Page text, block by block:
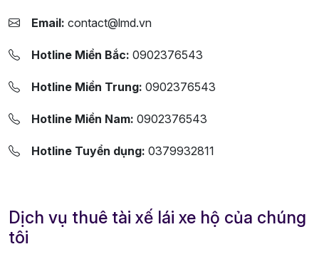
Email: contact@lmd.vn
Hotline Miền Bắc: 0902376543
Hotline Miền Trung: 0902376543
Hotline Miền Nam: 0902376543
Hotline Tuyển dụng: 0379932811
Dịch vụ thuê tài xế lái xe hộ của chúng
tôi